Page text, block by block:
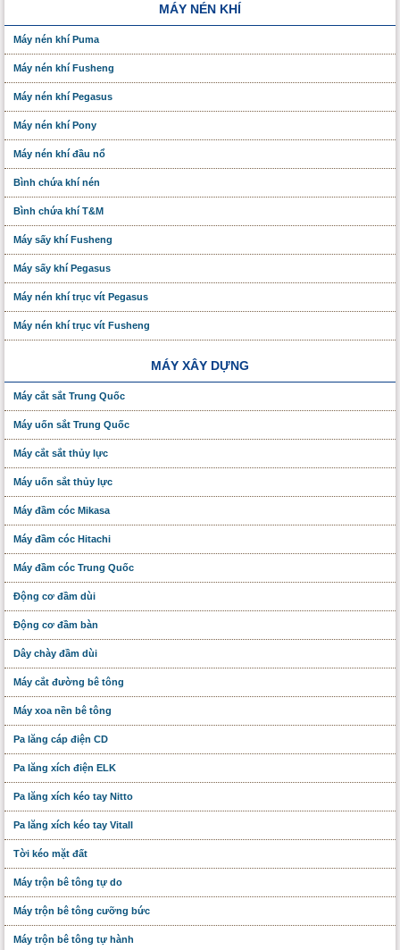
MÁY NÉN KHÍ
Máy nén khí Puma
Máy nén khí Fusheng
Máy nén khí Pegasus
Máy nén khí Pony
Máy nén khí đầu nổ
Bình chứa khí nén
Bình chứa khí T&M
Máy sấy khí Fusheng
Máy sấy khí Pegasus
Máy nén khí trục vít Pegasus
Máy nén khí trục vít Fusheng
MÁY XÂY DỰNG
Máy cắt sắt Trung Quốc
Máy uốn sắt Trung Quốc
Máy cắt sắt thủy lực
Máy uốn sắt thủy lực
Máy đầm cóc Mikasa
Máy đầm cóc Hitachi
Máy đầm cóc Trung Quốc
Động cơ đầm dùi
Động cơ đầm bàn
Dây chày đầm dùi
Máy cắt đường bê tông
Máy xoa nền bê tông
Pa lăng cáp điện CD
Pa lăng xích điện ELK
Pa lăng xích kéo tay Nitto
Pa lăng xích kéo tay Vitall
Tời kéo mặt đất
Máy trộn bê tông tự do
Máy trộn bê tông cưỡng bức
Máy trộn bê tông tự hành